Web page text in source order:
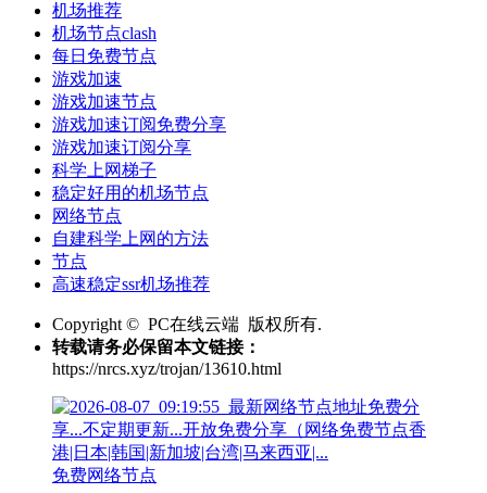
机场推荐
机场节点clash
每日免费节点
游戏加速
游戏加速节点
游戏加速订阅免费分享
游戏加速订阅分享
科学上网梯子
稳定好用的机场节点
网络节点
自建科学上网的方法
节点
高速稳定ssr机场推荐
Copyright © PC在线云端 版权所有.
转载请务必保留本文链接：
https://nrcs.xyz/trojan/13610.html
免费网络节点